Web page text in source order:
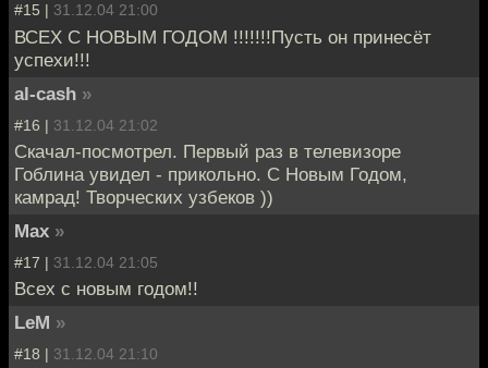
#15 | 31.12.04 21:00
ВСЕХ С НОВЫМ ГОДОМ !!!!!!!Пусть он принесёт
успехи!!!
al-cash »
#16 | 31.12.04 21:02
Скачал-посмотрел. Первый раз в телевизоре
Гоблина увидел - прикольно. С Новым Годом,
камрад! Творческих узбеков ))
Max »
#17 | 31.12.04 21:05
Всех с новым годом!!
LeM »
#18 | 31.12.04 21:10